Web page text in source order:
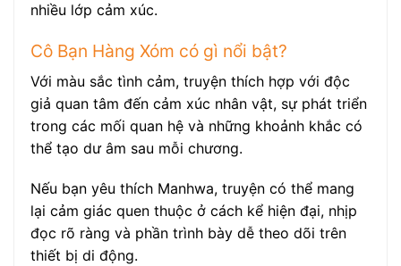
nhiều lớp cảm xúc.
Cô Bạn Hàng Xóm có gì nổi bật?
Với màu sắc tình cảm, truyện thích hợp với độc
giả quan tâm đến cảm xúc nhân vật, sự phát triển
trong các mối quan hệ và những khoảnh khắc có
thể tạo dư âm sau mỗi chương.
Nếu bạn yêu thích Manhwa, truyện có thể mang
lại cảm giác quen thuộc ở cách kể hiện đại, nhịp
đọc rõ ràng và phần trình bày dễ theo dõi trên
thiết bị di động.